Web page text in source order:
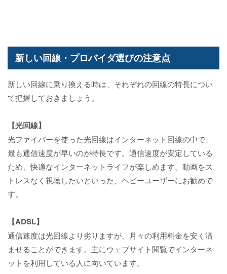
新しい回線・プロバイダ選びの注意点
新しい回線に乗り換える時は、それぞれの回線の特長につい
て把握しておきましょう。
【光回線】
光ファイバーを使った光回線はインターネット回線の中で、
最も通信速度が早いのが特長です。通信速度が安定している
ため、快適なインターネットライフが楽しめます。動画をス
トレスなく視聴したいといった、ヘビーユーザーにお勧めで
す。
【ADSL】
通信速度は光回線より劣りますが、月々の利用料金を安く済
ませることができます。主にウェブサイト閲覧でインターネ
ットを利用している人に向いています。